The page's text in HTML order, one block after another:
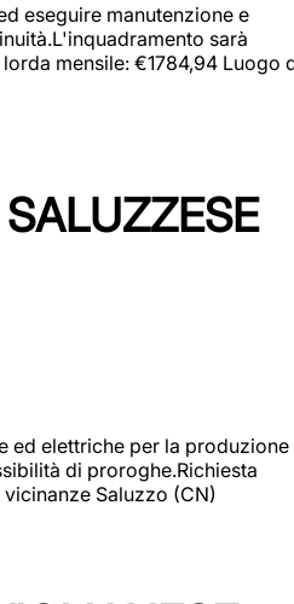
eseguire manutenzione e
sarà
mensile: €1784,94 Luogo
ed elettriche per la produzione
di proroghe.Richiesta
Saluzzo (CN)